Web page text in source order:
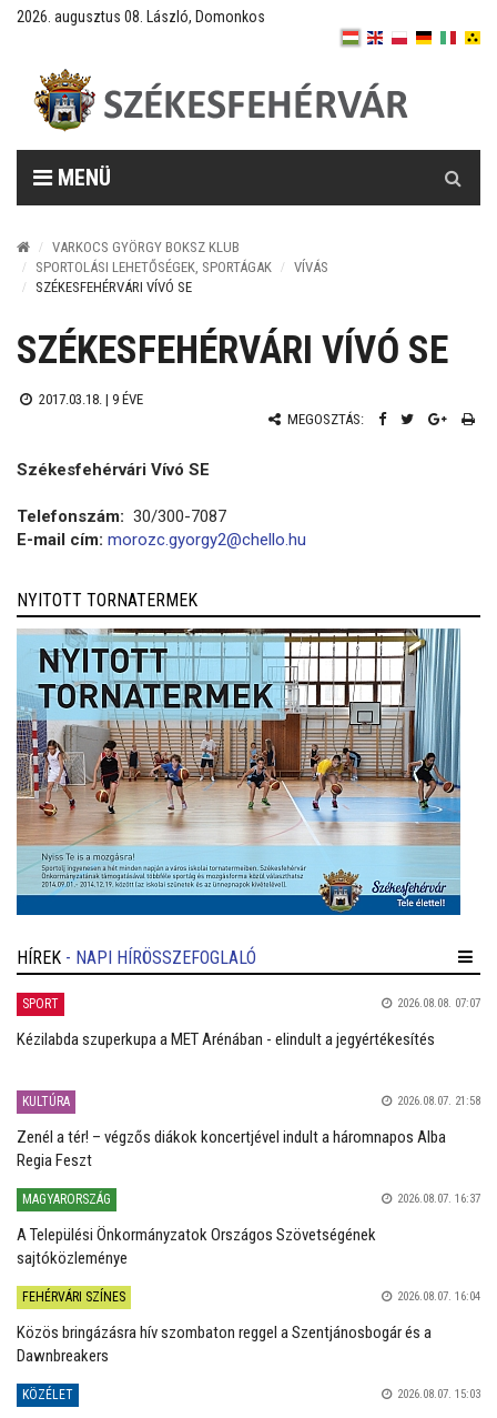
2026. augusztus 08. László, Domonkos
MENÜ
VARKOCS GYÖRGY BOKSZ KLUB
SPORTOLÁSI LEHETŐSÉGEK, SPORTÁGAK
VÍVÁS
SZÉKESFEHÉRVÁRI VÍVÓ SE
SZÉKESFEHÉRVÁRI VÍVÓ SE
2017.03.18. | 9 ÉVE
MEGOSZTÁS:
Székesfehérvári Vívó SE
Telefonszám: 30/300-7087
E-mail cím: morozc.gyorgy2@chello.hu
NYITOTT TORNATERMEK
HÍREK - NAPI HÍRÖSSZEFOGLALÓ
SPORT 2026.08.08. 07:07
Kézilabda szuperkupa a MET Arénában - elindult a jegyértékesítés
KULTÚRA 2026.08.07. 21:58
Zenél a tér! – végzős diákok koncertjével indult a háromnapos Alba
Regia Feszt
MAGYARORSZÁG 2026.08.07. 16:37
A Települési Önkormányzatok Országos Szövetségének
sajtóközleménye
FEHÉRVÁRI SZÍNES 2026.08.07. 16:04
Közös bringázásra hív szombaton reggel a Szentjánosbogár és a
Dawnbreakers
KÖZÉLET 2026.08.07. 15:03